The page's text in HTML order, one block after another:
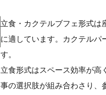
立食・カクテルブフェ形式は
に適しています。カクテルパ
す。
立食形式はスペース効率が高
事の選択肢が組み合わさり、